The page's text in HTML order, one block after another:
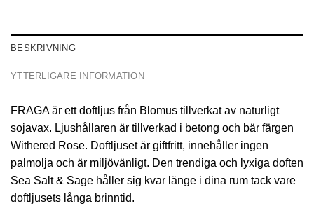
BESKRIVNING
YTTERLIGARE INFORMATION
FRAGA är ett doftljus från Blomus tillverkat av naturligt
sojavax. Ljushållaren är tillverkad i betong och bär färgen
Withered Rose. Doftljuset är giftfritt, innehåller ingen
palmolja och är miljövänligt. Den trendiga och lyxiga doften
Sea Salt & Sage håller sig kvar länge i dina rum tack vare
doftljusets långa brinntid.